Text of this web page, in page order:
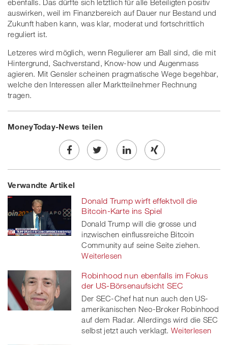
ebenfalls. Das dürfte sich letztlich für alle Beteiligten positiv
auswirken, weil im Finanzbereich auf Dauer nur Bestand und
Zukunft haben kann, was klar, moderat und fortschrittlich
reguliert ist.
Letzeres wird möglich, wenn Regulierer am Ball sind, die mit
Hintergrund, Sachverstand, Know-how und Augenmass
agieren. Mit Gensler scheinen pragmatische Wege begehbar,
welche den Interessen aller Marktteilnehmer Rechnung
tragen.
MoneyToday-News teilen
Share
on
Facebook
Twe
on
twitt
er
Share
linkedin
Share
Xing
Verwandte Artikel
Donald Trump wirft effektvoll die
Bitcoin-Karte ins Spiel
Donald Trump will die grosse und
inzwischen einflussreiche Bitcoin
Community auf seine Seite ziehen.
Weiterlesen
Robinhood nun ebenfalls im Fokus
der US-Börsenaufsicht SEC
Der SEC-Chef hat nun auch den US-
amerikanischen Neo-Broker Robinhood
auf dem Radar. Allerdings wird die SEC
selbst jetzt auch verklagt. Weiterlesen